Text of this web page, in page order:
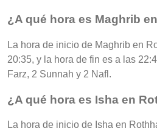
¿A qué hora es Maghrib
La hora de inicio de Maghrib en
20:35, y la hora de fin es a las
Farz, 2 Sunnah y 2 Nafl.
¿A qué hora es Isha en
La hora de inicio de Isha en